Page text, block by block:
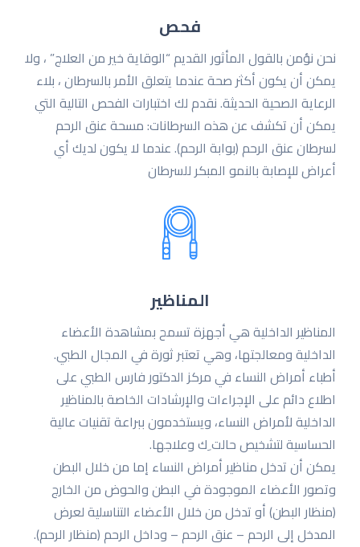
فحص
نحن نؤمن بالقول المأثور القديم “الوقاية خير من العلاج” ، ولا
يمكن أن يكون أكثر صحة عندما يتعلق الأمر بالسرطان ، بلاء
الرعاية الصحية الحديثة. نقدم لك اختبارات الفحص التالية التي
يمكن أن تكشف عن هذه السرطانات: مسحة عنق الرحم
لسرطان عنق الرحم (بوابة الرحم). عندما لا يكون لديك أي
أعراض للإصابة بالنمو المبكر للسرطان
المناظير
المناظیر الداخلیة هي أجهزة تسمح بمشاهدة الأعضاء
الداخلیة ومعالجتها، وهي تعتبر ثورة في المجال الطبي.
أطباء أمراض النساء في مركز الدكتور فارس الطبي على
اطلاع دائم على الإجراءات والإرشادات الخاصة بالمناظیر
الداخلیة لأمراض النساء، ویستخدمون ببراعة تقنیات عالیة
الحساسیة لتشخیص حالت ِك وعلاجها.
یمكن أن تدخل مناظیر أمراض النساء إما من خلال البطن
وتصور الأعضاء الموجودة في البطن والحوض من الخارج
(منظار البطن) أو تدخل من خلال الأعضاء التناسلیة لعرض
المدخل إلى الرحم – عنق الرحم – وداخل الرحم (منظار الرحم).